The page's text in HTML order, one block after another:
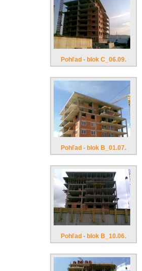
Pohľad - blok C_06.09.
Pohľad - blok B_01.07.
Pohľad - blok B_10.06.